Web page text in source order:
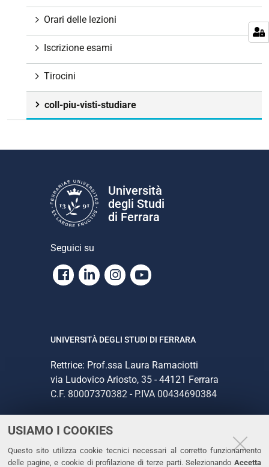
USIAMO I COOKIES
Questo sito utilizza cookie tecnici necessari al corretto funzionamento
delle pagine, e cookie di profilazione di terze parti. Selezionando Accetta
Orari delle lezioni
Iscrizione esami
Tirocini
coll-piu-visti-studiare
Università
degli Studi
di Ferrara
Seguici su
Facebook
LinkedinInstagram
Youtube
UNIVERSITÀ DEGLI STUDI DI FERRARA
Rettrice: Prof.ssa Laura Ramaciotti
via Ludovico Ariosto, 35 - 44121 Ferrara
C.F. 80007370382 - P.IVA 00434690384
CONTATTI
Tel. +39 0532 293111